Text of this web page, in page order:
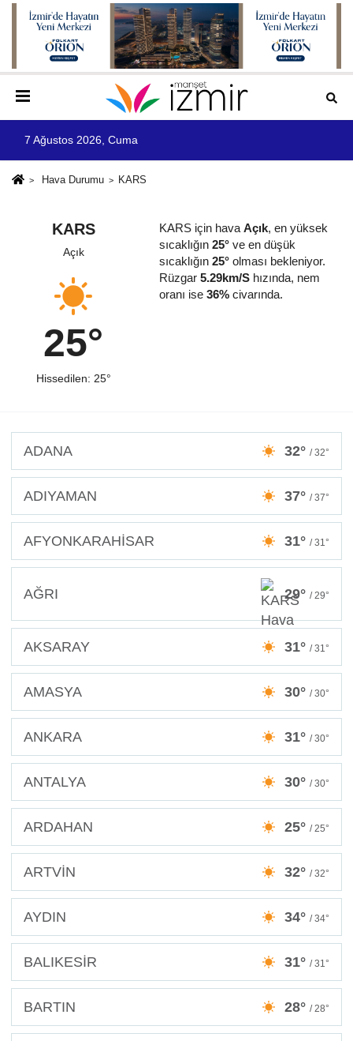
7 Ağustos 2026, Cuma
Hava Durumu KARS
KARS
Açık
25°
Hissedilen: 25°
KARS için hava Açık, en yüksek
sıcaklığın 25°ve en düşük
sıcaklığın 25°olması bekleniyor.
Rüzgar 5.29km/Shızında, nem
oranı ise 36%civarında.
ADANA 32° / 32°
ADIYAMAN 37° / 37°
AFYONKARAHİSAR 31° / 31°
AĞRI 29° / 29°
AKSARAY 31° / 31°
AMASYA 30° / 30°
ANKARA 31° / 30°
ANTALYA 30° / 30°
ARDAHAN 25° / 25°
ARTVİN 32° / 32°
AYDIN 34° / 34°
BALIKESİR 31° / 31°
BARTIN 28° / 28°